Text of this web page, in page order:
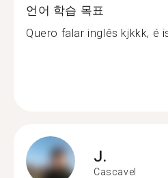
언어 학습 목표
Quero falar inglês kjkkk, é
J.
Cascavel